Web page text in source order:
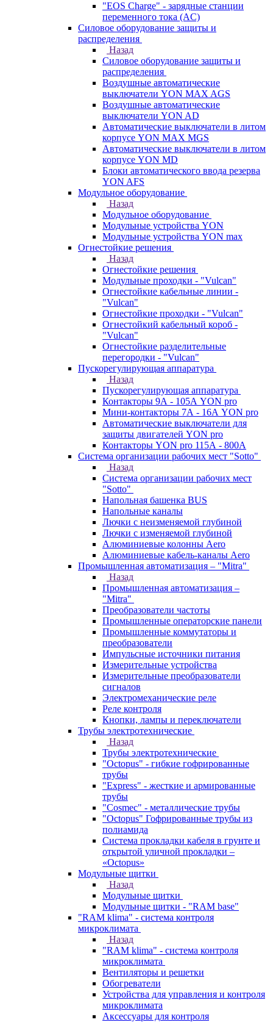
"EOS Charge" - зарядные станции
переменного тока (AC)
Силовое оборудование защиты и
распределения
Назад
Силовое оборудование защиты и
распределения
Воздушные автоматические
выключатели YON MAX AGS
Воздушные автоматические
выключатели YON AD
Автоматические выключатели в литом
корпусе YON MAX MGS
Автоматические выключатели в литом
корпусе YON MD
Блоки автоматического ввода резерва
YON AFS
Модульное оборудование
Назад
Модульное оборудование
Модульные устройства YON
Модульные устройства YON max
Огнестойкие решения
Назад
Огнестойкие решения
Модульные проходки - "Vulcan"
Огнестойкие кабельные линии -
"Vulcan"
Огнестойкие проходки - "Vulcan"
Огнестойкий кабельный короб -
"Vulcan"
Огнестойкие разделительные
перегородки - "Vulcan"
Пускорегулирующая аппаратура
Назад
Пускорегулирующая аппаратура
Контакторы 9А - 105А YON pro
Мини-контакторы 7А - 16А YON pro
Автоматические выключатели для
защиты двигателей YON pro
Контакторы YON pro 115А - 800А
Система организации рабочих мест "Sotto"
Назад
Система организации рабочих мест
"Sotto"
Напольная башенка BUS
Напольные каналы
Лючки с неизменяемой глубиной
Лючки с изменяемой глубиной
Алюминиевые колонны Aero
Алюминиевые кабель-каналы Aero
Промышленная автоматизация – "Mitra"
Назад
Промышленная автоматизация –
"Mitra"
Преобразователи частоты
Промышленные операторские панели
Промышленные коммутаторы и
преобразователи
Импульсные источники питания
Измерительные устройства
Измерительные преобразователи
сигналов
Электромеханические реле
Реле контроля
Кнопки, лампы и переключатели
Трубы электротехнические
Назад
Трубы электротехнические
"Octopus" - гибкие гофрированные
трубы
"Express" - жесткие и армированные
трубы
"Cosmec" - металлические трубы
"Octopus" Гофрированные трубы из
полиамида
Система прокладки кабеля в грунте и
открытой уличной прокладки –
«Octopus»
Модульные щитки
Назад
Модульные щитки
Модульные щитки - "RAM base"
"RAM klima" - система контроля
микроклимата
Назад
"RAM klima" - система контроля
микроклимата
Вентиляторы и решетки
Обогреватели
Устройства для управления и контроля
микроклимата
Аксессуары для контроля